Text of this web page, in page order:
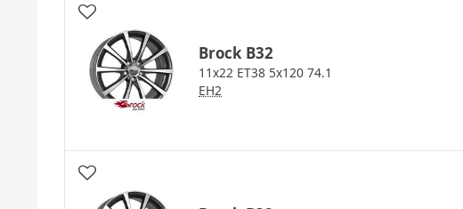
Brock B32
11x22 ET38 5x120 74.1
EH2